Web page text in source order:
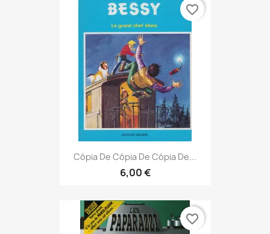
Cópia De Cópia De Cópia De...
6,00 €
favorite_border
favorite_border